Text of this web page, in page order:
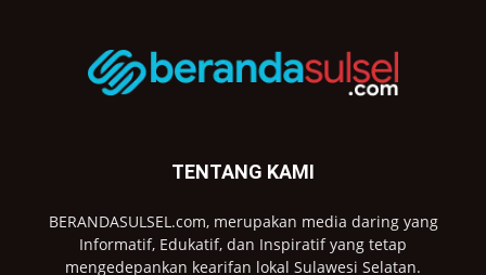
TENTANG KAMI
BERANDASULSEL.com, merupakan media daring yang
Informatif, Edukatif, dan Inspiratif yang tetap
mengedepankan kearifan lokal Sulawesi Selatan.